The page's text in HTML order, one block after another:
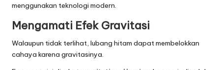
menggunakan teknologi modern.
Mengamati Efek Gravitasi
Walaupun tidak terlihat, lubang hitam dapat membelokkan
cahaya karena gravitasinya.